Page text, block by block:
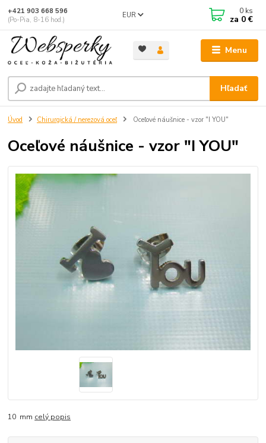
Menu
EUR
Hľadať
+421 903 668 596
(Po-Pia, 8-16 hod.)
0 ks
za 0 €
Úvod Chirurgická / nerezová oceľ Oceľové náušnice - vzor "I YOU"
Oceľové náušnice - vzor "I YOU"
10 mm celý popis